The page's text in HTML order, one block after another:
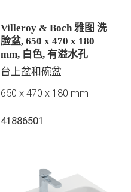
Villeroy & Boch 雅图 洗
脸盆, 650 x 470 x 180
mm, 白色, 有溢水孔
台上盆和碗盆
650 x 470 x 180 mm
41886501